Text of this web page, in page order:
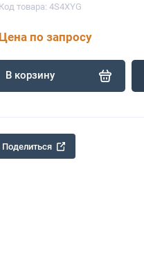
Код товара: 4S4XYG
Цена по запросу
В корзину
Поделиться